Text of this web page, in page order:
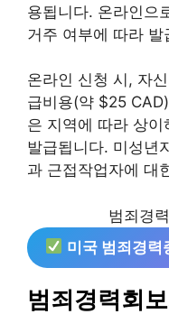
용됩니다. 온라인으
거주 여부에 따라
온라인 신청 시, 자
급비용(약 $25
은 지역에 따라 상
발급됩니다. 미성년
과 근접작업자에 대
범죄경
미국 범죄경력
범죄경력회